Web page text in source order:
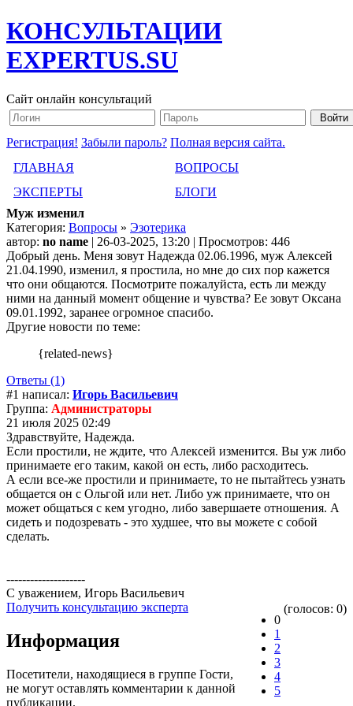
КОНСУЛЬТАЦИИ
EXPERTUS.SU
Сайт онлайн консультаций
Регистрация! Забыли пароль? Полная версия сайта.
ГЛАВНАЯ
ВОПРОСЫ
ЭКСПЕРТЫ
БЛОГИ
Муж изменил
Категория: Вопросы » Эзотерика
автор: no name | 26-03-2025, 13:20 | Просмотров: 446
Добрый день. Меня зовут Надежда 02.06.1996, муж Алексей
21.04.1990, изменил, я простила, но мне до сих пор кажется
что они общаются. Посмотрите пожалуйста, есть ли между
ними на данный момент общение и чувства? Ее зовут Оксана
09.01.1992, заранее огромное спасибо.
Другие новости по теме:
{related-news}
Ответы (1)
#1 написал: Игорь Васильевич
Группа: Администраторы
21 июля 2025 02:49
Здравствуйте, Надежда.
Если простили, не ждите, что Алексей изменится. Вы уж либо
принимаете его таким, какой он есть, либо расходитесь.
А если все-же простили и принимаете, то не пытайтесь узнать
общается он с Ольгой или нет. Либо уж принимаете, что он
может общаться с кем угодно, либо завершаете отношения. А
сидеть и подозревать - это худшее, что вы можете с собой
сделать.
--------------------
С уважением, Игорь Васильевич
Получить консультацию эксперта
0
1
2
3
4
5
(голосов: 0)
Информация
Посетители, находящиеся в группе Гости,
не могут оставлять комментарии к данной
публикации.